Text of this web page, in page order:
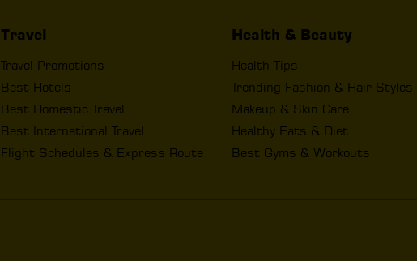
Travel
Travel Promotions
Best Hotels
Best Domestic Travel
Best International Travel
Flight Schedules & Express Route
Health & Beauty
Health Tips
Trending Fashion & Hair Styles
Makeup & Skin Care
Healthy Eats & Diet
Best Gyms & Workouts